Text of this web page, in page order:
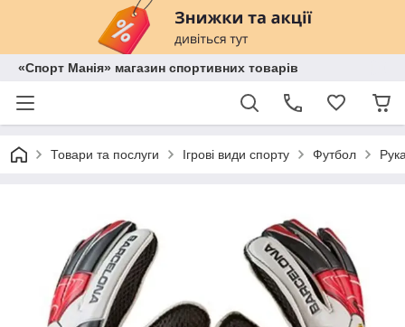
«Спорт Манія» магазин спортивних товарів
Товари та послуги Ігрові види спорту Футбол